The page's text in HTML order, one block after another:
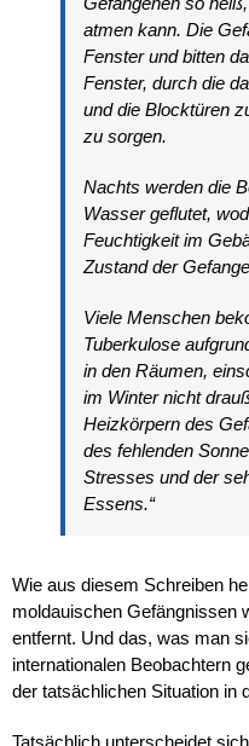
atmen kann. Die
Fenster und bitten
Fenster, durch die
und die Blocktüren
zu sorgen.
Nachts werden die
Wasser geflutet,
Feuchtigkeit im
Zustand der
Viele Menschen
Tuberkulose
in den Räumen,
im Winter nicht
Heizkörpern des
des fehlenden
Stresses und der
Essens.“
Wie aus diesem Schreiben
moldauischen Gefängnissen
entfernt. Und das, was man
internationalen Beobachtern
der tatsächlichen Situation in
Tatsächlich unterscheidet